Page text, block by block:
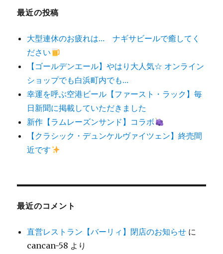
最近の投稿
大型連休のお疲れは… ナギサビールで癒してく
ださい
【ゴールデンエール】やはり大人気☆ オンライン
ショップでも白浜町内でも…
幸運を呼ぶ空港ビール【ファースト・ラック】毎
日新聞に掲載していただきました
新作【ラムレーズンサンド】コラボ
【クラシック・デュンケルヴァイツェン】終売間
近です
最近のコメント
直営レストラン【バーリィ】閉店のお知らせ に
cancan-58 より